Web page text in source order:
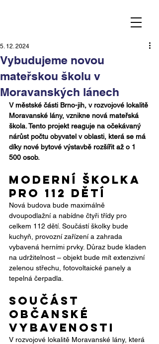
Vybudujeme novou
mateřskou školu v
Moravanských lánech
5. 12. 2024
V městské části Brno-jih, v rozvojové lokalitě
Moravanské lány, vznikne nová mateřská
škola. Tento projekt reaguje na očekávaný
nárůst počtu obyvatel v oblasti, která se má
díky nové bytové výstavbě rozšířit až o 1
500 osob.
Moderní školka
pro 112 dětí
Nová budova bude maximálně
dvoupodlažní a nabídne čtyři třídy pro
celkem 112 dětí. Součástí školky bude
kuchyň, provozní zařízení a zahrada
vybavená herními prvky. Důraz bude kladen
na udržitelnost – objekt bude mít extenzivní
zelenou střechu, fotovoltaické panely a
tepelná čerpadla.
Součást
občanské
vybavenosti
V rozvojové lokalitě Moravanské lány, která